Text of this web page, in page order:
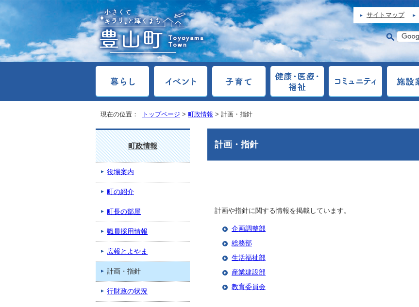
サイトマップ
現在の位置： トップページ > 町政情報 > 計画・指針
計画・指針
計画や指針に関する情報を掲載しています。
企画調整部
総務部
生活福祉部
産業建設部
教育委員会
町政情報
役場案内
町の紹介
町長の部屋
職員採用情報
広報とよやま
計画・指針
行財政の状況